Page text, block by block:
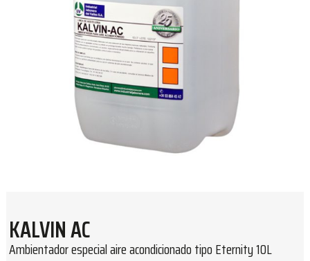
KALVIN AC
Ambientador especial aire acondicionado tipo Eternity 10L